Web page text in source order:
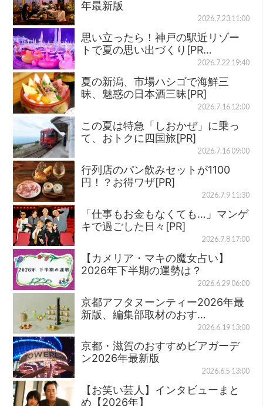
年最新版
2026.7.23 11:00
思い立ったら！神戸の駅近リゾー
トで夏の思い出づくり[PR…
2026.7.22 19:40
夏の新潟、市場ハシゴで海鮮三
昧、魅惑の日本酒三昧[PR]
2026.7.16 12:00
この夏は特急「しおかぜ」に乗っ
て、おトクに四国旅[PR]
2026.7.16 09:00
行列店のパン飲みセットが1100
円！？お得ワザ[PR]
2026.7.9 11:30
「仕事もお金もなくても…」マンゲ
キで過ごした日々[PR]
2026.7.8 17:00
【カメリア・マキの魔女占い】
2026年下半期の運勢は？
2026.6.29 06:00
京都アフタヌーンティー2026年最
新版、編集部取材のおす…
2026.6.19 13:00
京都・滋賀のおすすめビアガーデ
ン2026年最新版
2026.6.5 13:00
【お笑い芸人】インタビューまと
め【2026年】